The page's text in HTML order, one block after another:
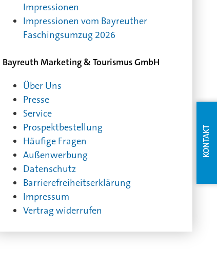
Impressionen
Impressionen vom Bayreuther
Faschingsumzug 2026
Bayreuth Marketing & Tourismus GmbH
Über Uns
Presse
Service
Prospektbestellung
Häufige Fragen
Außenwerbung
Datenschutz
Barrierefreiheitserklärung
Impressum
Vertrag widerrufen
KONTAKT